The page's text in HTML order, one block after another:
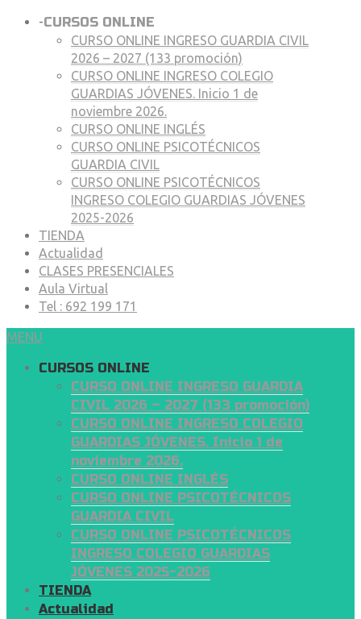
-CURSOS ONLINE
CURSO ONLINE INGRESO GUARDIA CIVIL
2026 – 2027 (133 promoción)
CURSO ONLINE INGRESO COLEGIO
GUARDIAS JÓVENES. Inicio 1 de
noviembre 2026.
CURSO ONLINE INGLÉS
CURSO ONLINE PSICOTÉCNICOS
GUARDIA CIVIL
CURSO ONLINE PSICOTÉCNICOS
INGRESO COLEGIO GUARDIAS JÓVENES
2025-2026
TIENDA
Actualidad
CLASES PRESENCIALES
Aula Virtual
Tel : 692 199 171
MENU
CURSOS ONLINE
CURSO ONLINE INGRESO GUARDIA
CIVIL 2026 – 2027 (133 promoción)
CURSO ONLINE INGRESO COLEGIO
GUARDIAS JÓVENES. Inicio 1 de
noviembre 2026.
CURSO ONLINE INGLÉS
CURSO ONLINE PSICOTÉCNICOS
GUARDIA CIVIL
CURSO ONLINE PSICOTÉCNICOS
INGRESO COLEGIO GUARDIAS
JÓVENES 2025-2026
TIENDA
Actualidad